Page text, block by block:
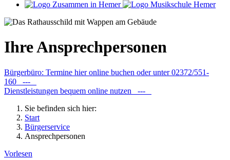
Ihre Ansprechpersonen
Bürgerbüro: Termine hier online buchen oder unter 02372/551-
160 ---
Dienstleistungen bequem online nutzen ---
Sie befinden sich hier:
Start
Bürgerservice
Ansprechpersonen
Vorlesen